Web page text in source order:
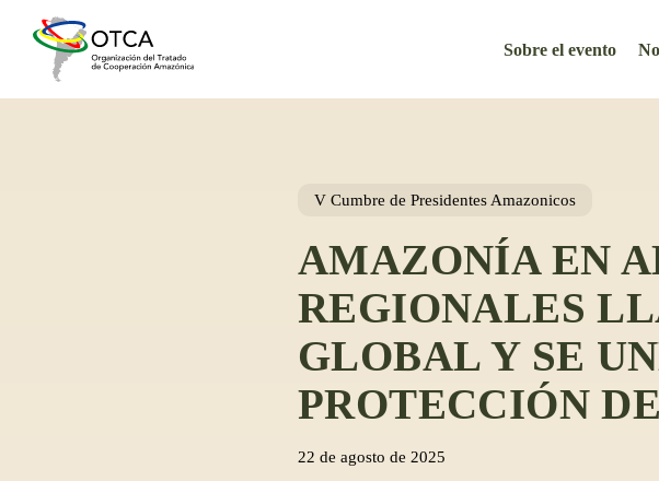
Sobre el evento
V Cumbre de Presidentes Amazonicos
AMAZONÍA EN
REGIONALES
GLOBAL Y SE
PROTECCIÓN
22 de agosto de 2025